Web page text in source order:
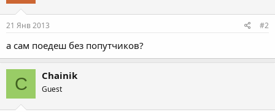
21 Янв 2013 #2
а сам поедеш без попутчиков?
C Chainik
Guest